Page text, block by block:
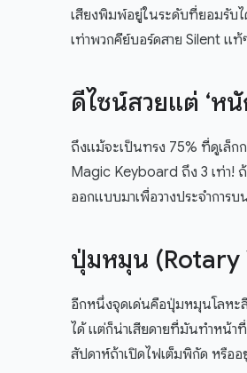
เสียงพิมพ์อยู่ในระดับที่ยอมรับ
เท่าพวกคีย์บอร์ดสาย Silent แท้
ดีไซน์สวยแต่ ‘ห
ถึงแม้จะเป็นทรง 75% ที่ดูเล็ก
Magic Keyboard ถึง 3 เท่า!
ออกแบบมาเพื่อวางประจำการ
ปุ่มหมุน (Rotary
อีกหนึ่งจุดเด่นคือปุ่มหมุนโลหะสี
ได้ แต่ก็น่าเสียดายที่มันทำหน้า
สัปดาห์ถ้าเปิดไฟเต็มพิกัด หรือ